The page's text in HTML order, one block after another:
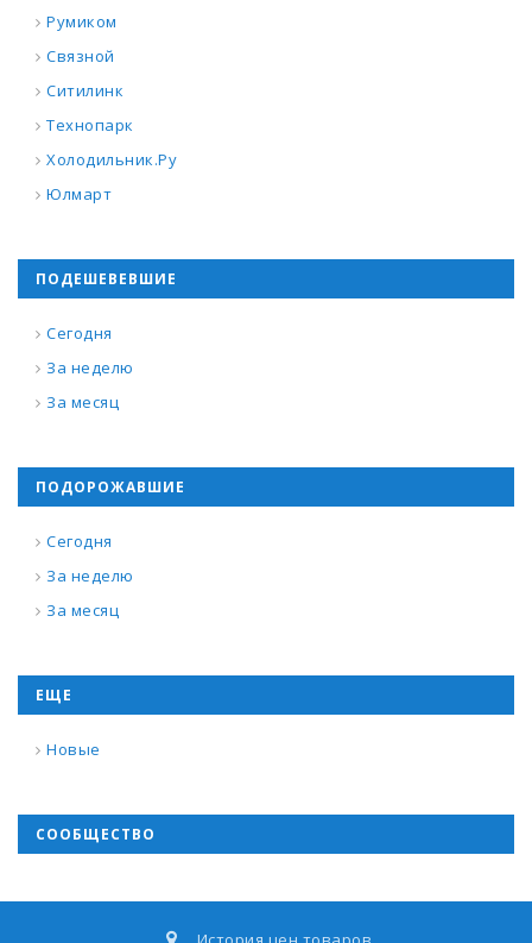
Румиком
Связной
Ситилинк
Технопарк
Холодильник.Ру
Юлмарт
ПОДЕШЕВЕВШИЕ
Сегодня
За неделю
За месяц
ПОДОРОЖАВШИЕ
Сегодня
За неделю
За месяц
ЕЩЕ
Новые
СООБЩЕСТВО